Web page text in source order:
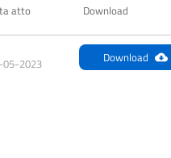
atto Download
05-2023 Download